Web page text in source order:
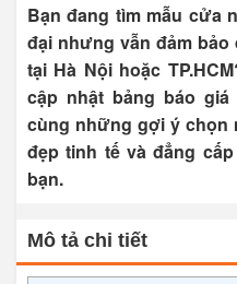
Bạn đang tìm mẫu cửa
đại nhưng vẫn đảm
tại Hà Nội hoặc
cập nhật bảng báo
cùng những gợi ý chọn
đẹp tinh tế và đẳng
bạn.
Mô tả chi tiết